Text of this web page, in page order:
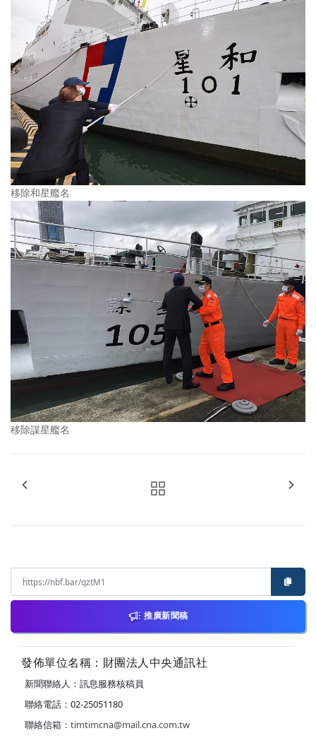
移除和星艦名
移除謀星艦名
推廣新聞稿
發佈單位名稱：財團法人中央通訊社
新聞聯絡人：訊息服務核稿員
聯絡電話：02-25051180
聯絡信箱： timtimcna@mail.cna.com.tw